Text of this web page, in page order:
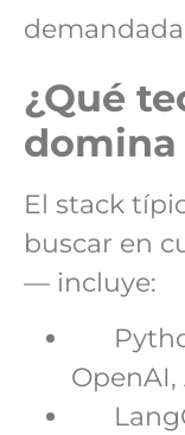
¿Qué
domina
El stack
buscar en
— incluye: